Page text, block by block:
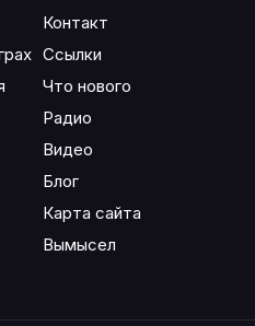
Контакт
Ссылки
Что нового
Радио
Видео
Блог
Карта сайта
Вымысел